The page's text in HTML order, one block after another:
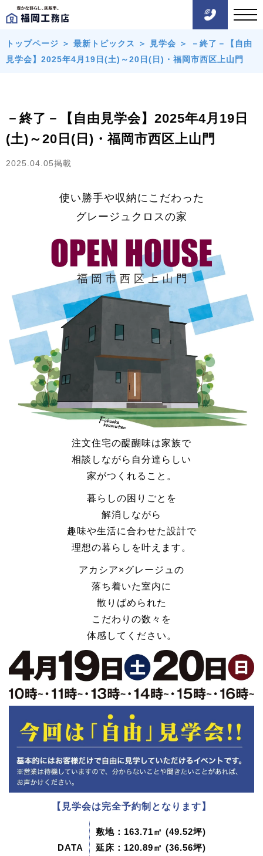
トップページ ＞ 最新トピックス ＞ 見学会 ＞
－終了－【自由
見学会】2025年4月19日(土)～20日(日)・福岡市西区上山門
－終了－【自由見学会】2025年4月19日
(土)～20日(日)・福岡市西区上山門
2025.04.05掲載
使い勝手や収納にこだわった
グレージュクロスの家
注文住宅の醍醐味は家族で
相談しながら自分達らしい
家がつくれること。
暮らしの困りごとを
解消しながら
趣味や生活に合わせた設計で
理想の暮らしを叶えます。
アカシア×グレージュの
落ち着いた室内に
散りばめられた
こだわりの数々を
体感してください。
【見学会は完全予約制となります】
DATA
敷地：163.71㎡ (49.52坪)
延床：120.89㎡ (36.56坪)